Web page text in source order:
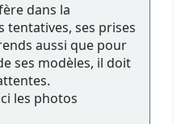
dans la
tentatives, ses prises
aussi que pour
ses modèles, il doit
les photos